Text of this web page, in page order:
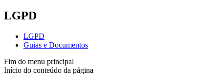
LGPD
LGPD
Guias e Documentos
Fim do menu principal
Início do conteúdo da página